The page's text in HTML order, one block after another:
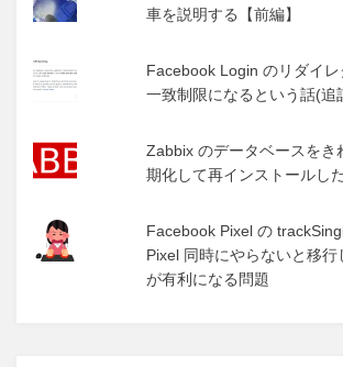
車を説明する【前編】
Facebook Login のリダイ
一致制限になるという話(追
Zabbix のデータベースをき
期化して再インストールした
Facebook Pixel の
Pixel 同時にやらないと移
が有利になる問題